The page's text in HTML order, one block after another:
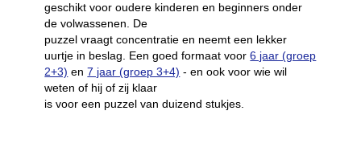
geschikt voor oudere kinderen en beginners onder
de volwassenen. De
puzzel vraagt concentratie en neemt een lekker
uurtje in beslag. Een goed formaat voor6 jaar (groep
2+3) en7 jaar (groep 3+4) - en ook voor wie wil
weten of hij of zij klaar
is voor een puzzel van duizend stukjes.